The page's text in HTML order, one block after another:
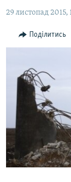
основної
Перейти
до
БЛОГИ
ПОГЛЯД
ВСЕ ЗА ДЕНЬ
СПЕЦПРОЕКТИ
ДЕПОРТАЦІЯ
ВІДЕОУРОКИ
СВІДЧЕННЯ
УКРАЇНСЬКА
ЯК ОБІЙТИ
Qırımtatar
29 листопад 2015,
Поділитись